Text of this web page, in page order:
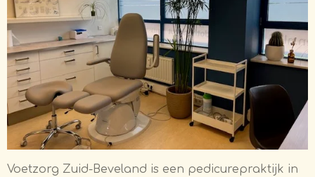
Voetzorg Zuid-Beveland is een pedicurepraktijk in